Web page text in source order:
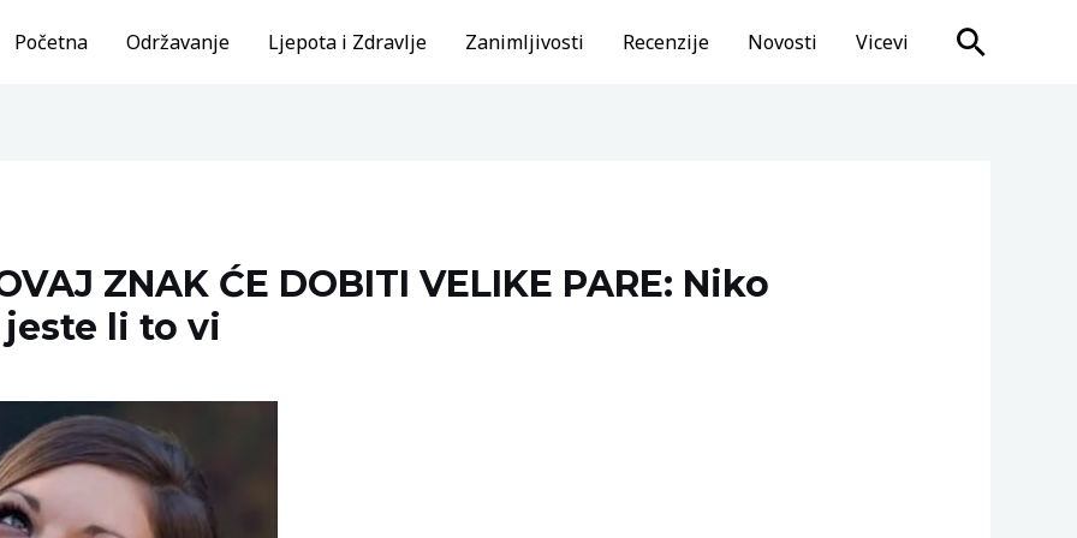
Početna Održavanje Ljepota i Zdravlje Zanimljivosti Recenzije Novosti Vicevi Search
ZNAK ĆE DOBITI VELIKE PARE: Niko
li to vi